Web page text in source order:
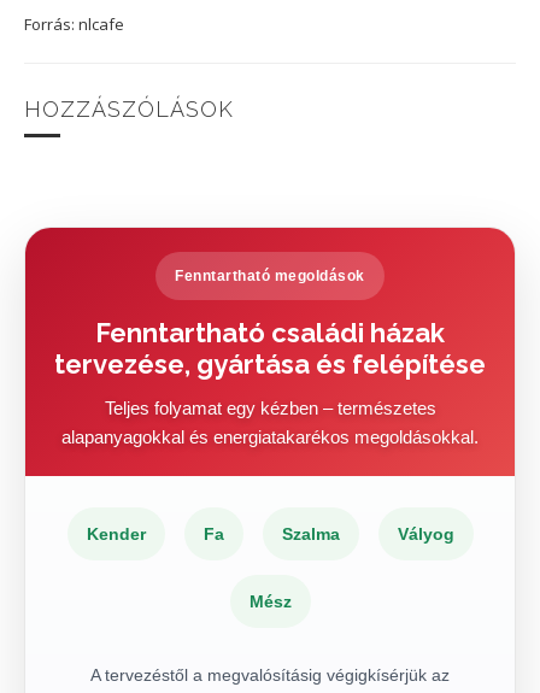
Forrás: nlcafe
HOZZÁSZÓLÁSOK
Fenntartható megoldások
Fenntartható családi házak
tervezése, gyártása és felépítése
Teljes folyamat egy kézben – természetes
alapanyagokkal és energiatakarékos megoldásokkal.
Kender Fa Szalma Vályog
Mész
A tervezéstől a megvalósításig végigkísérjük az